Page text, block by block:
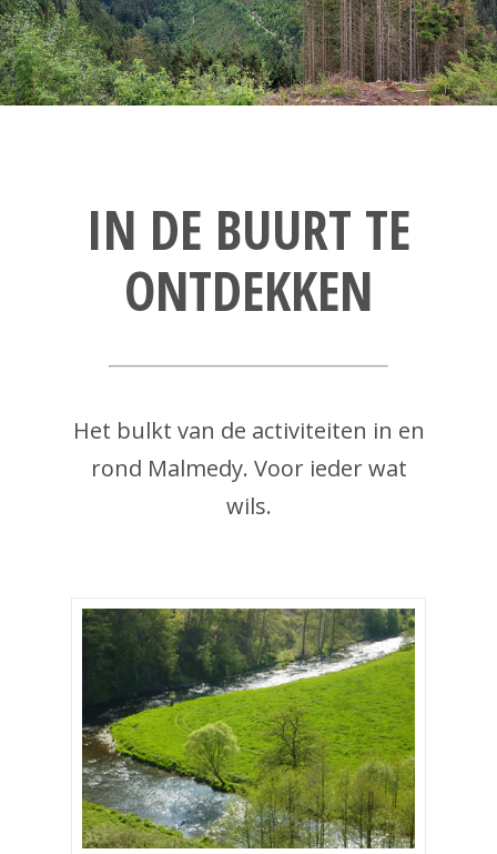
IN DE BUURT TE
ONTDEKKEN
Het bulkt van de activiteiten in en
rond Malmedy. Voor ieder wat
wils.